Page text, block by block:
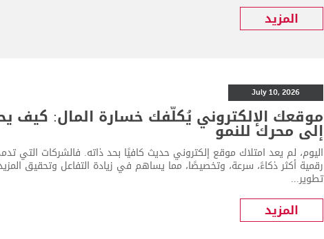
المزيد
July 10, 2026
موقعك الإلكتروني يُكلّفك خسارة المال: كيف
إلى محرك للنمو
رقمية أكثر ذكاءً، سرعة، وتخصيصًا، مما يساهم في زيادة التفاعل وتحقيق
تطوير...
المزيد